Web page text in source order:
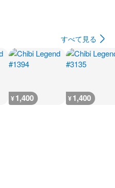
すべて見る
¥1,400 ¥1,400